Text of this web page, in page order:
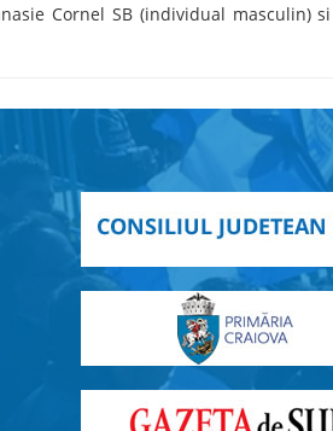
Cornel SB (individual masculin)